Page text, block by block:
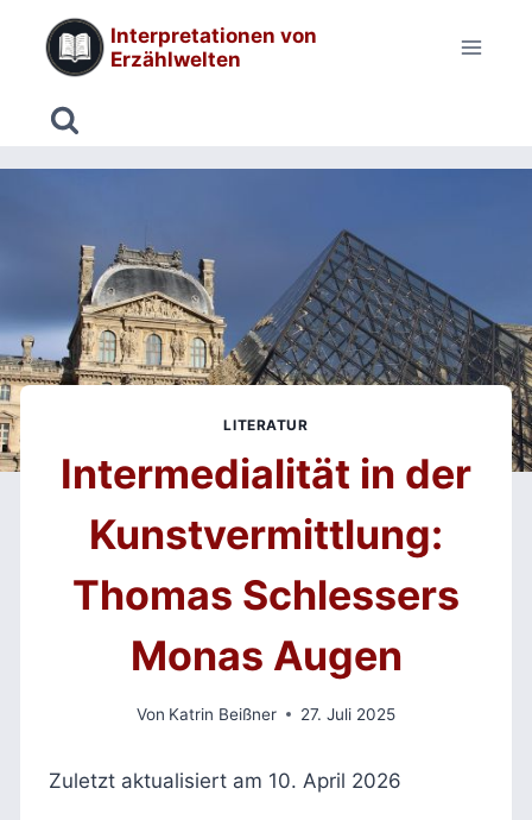
Inhalt
springen
Interpretationen von
Erzählwelten
LITERATUR
Intermedialität in der
Kunstvermittlung:
Thomas Schlessers
Monas Augen
Von Katrin Beißner 27. Juli 2025
Zuletzt aktualisiert am 10. April 2026